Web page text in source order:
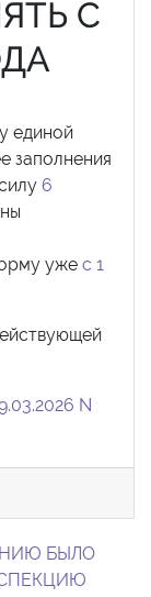
С
единой
заполнения
6
уже с 1
N
БЫЛО